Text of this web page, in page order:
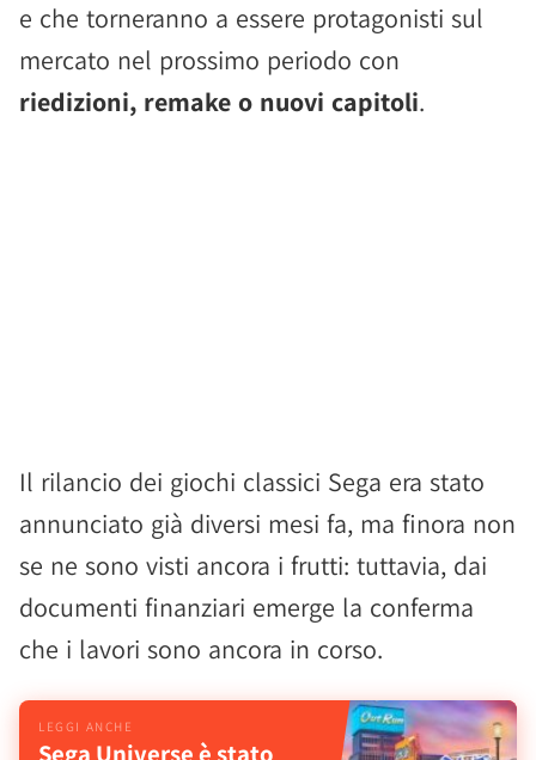
e che torneranno a essere protagonisti sul
mercato nel prossimo periodo con
riedizioni, remake o nuovi capitoli.
Il rilancio dei giochi classici Sega era stato
annunciato già diversi mesi fa, ma finora non
se ne sono visti ancora i frutti: tuttavia, dai
documenti finanziari emerge la conferma
che i lavori sono ancora in corso.
Sega Universe è stato